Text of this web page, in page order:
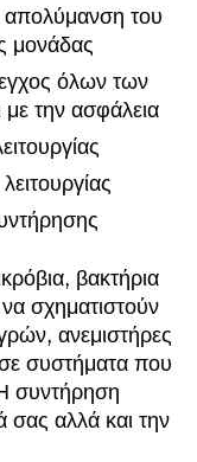
απολύμανση του
μονάδας
όλων των
με την ασφάλεια
βακτήρια
σχηματιστούν
ανεμιστήρες
συστήματα που
συντήρηση
σας αλλά και την